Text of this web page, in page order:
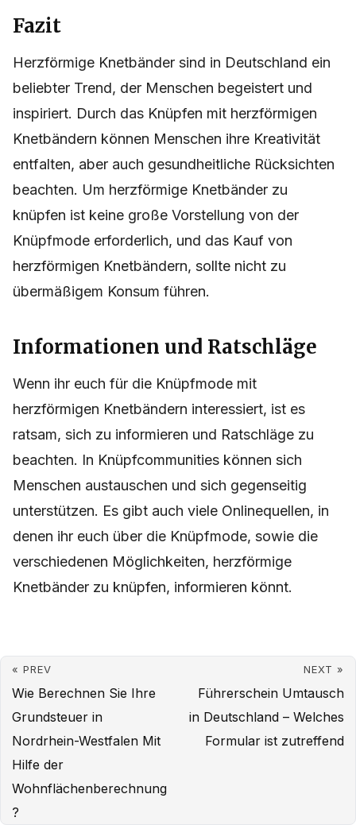
Fazit
Herzförmige Knetbänder sind in Deutschland ein
beliebter Trend, der Menschen begeistert und
inspiriert. Durch das Knüpfen mit herzförmigen
Knetbändern können Menschen ihre Kreativität
entfalten, aber auch gesundheitliche Rücksichten
beachten. Um herzförmige Knetbänder zu
knüpfen ist keine große Vorstellung von der
Knüpfmode erforderlich, und das Kauf von
herzförmigen Knetbändern, sollte nicht zu
übermäßigem Konsum führen.
Informationen und Ratschläge
Wenn ihr euch für die Knüpfmode mit
herzförmigen Knetbändern interessiert, ist es
ratsam, sich zu informieren und Ratschläge zu
beachten. In Knüpfcommunities können sich
Menschen austauschen und sich gegenseitig
unterstützen. Es gibt auch viele Onlinequellen, in
denen ihr euch über die Knüpfmode, sowie die
verschiedenen Möglichkeiten, herzförmige
Knetbänder zu knüpfen, informieren könnt.
« PREV
Wie Berechnen Sie Ihre
Grundsteuer in
Nordrhein-Westfalen Mit
Hilfe der
Wohnflächenberechnung
?
NEXT »
Führerschein Umtausch
in Deutschland – Welches
Formular ist zutreffend